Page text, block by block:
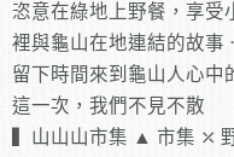
恣意在綠地上野餐，享受
裡與龜山在地連結的故
留下時間來到龜山人心中
這一次，我們不見不散
▍山山山市集 ▲ 市集 ⤫